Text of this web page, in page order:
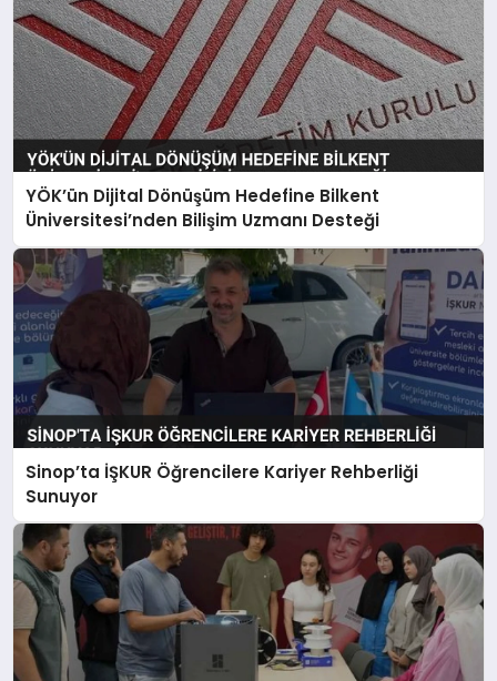
YÖK’ün Dijital Dönüşüm Hedefine Bilkent
Üniversitesi’nden Bilişim Uzmanı Desteği
Sinop’ta İŞKUR Öğrencilere Kariyer Rehberliği
Sunuyor